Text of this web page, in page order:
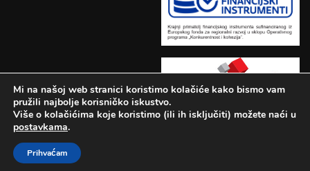
Učilište Adrianus © 2026.
Mi na našoj web stranici koristimo kolačiće kako bismo vam
pružili najbolje korisničko iskustvo.
Više o kolačićima koje koristimo (ili ih isključiti) možete naći u
postavkama.
Prihvaćam